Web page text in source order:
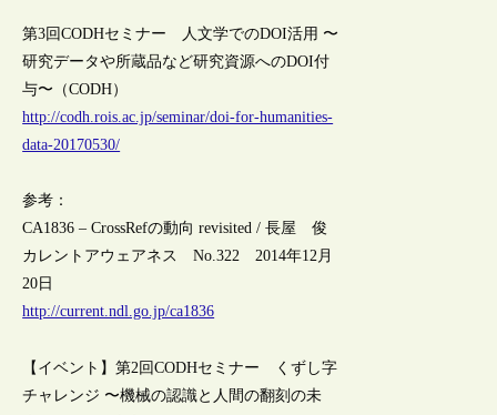
第3回CODHセミナー 人文学でのDOI活用 〜
研究データや所蔵品など研究資源へのDOI付
与〜（CODH）
http://codh.rois.ac.jp/seminar/doi-for-humanities-
data-20170530/
参考：
CA1836 – CrossRefの動向 revisited / 長屋 俊
カレントアウェアネス No.322 2014年12月
20日
http://current.ndl.go.jp/ca1836
【イベント】第2回CODHセミナー くずし字
チャレンジ 〜機械の認識と人間の翻刻の未